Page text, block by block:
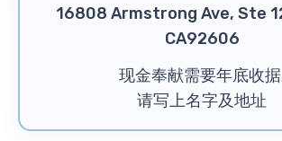
16808 Armstrong Ave, Ste
CA92606
现金奉献需要年底收
请写上名字及地址